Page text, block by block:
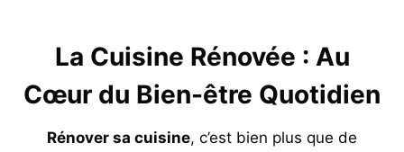
La Cuisine Rénovée : Au
Cœur du Bien-être Quotidien
Rénover sa cuisine, c’est bien plus que de